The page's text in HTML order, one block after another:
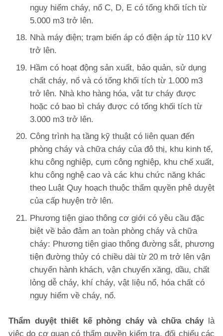
nguy hiểm cháy, nổ C, D, E có tổng khối tích từ
5.000 m3 trở lên.
Nhà máy điện; trạm biến áp có điện áp từ 110 kV
trở lên.
Hầm có hoạt động sản xuất, bảo quản, sử dụng
chất cháy, nổ và có tổng khối tích từ 1.000 m3
trở lên. Nhà kho hàng hóa, vật tư cháy được
hoặc có bao bì cháy được có tổng khối tích từ
3.000 m3 trở lên.
Công trình hạ tầng kỹ thuật có liên quan đến
phòng cháy và chữa cháy của đô thị, khu kinh tế,
khu công nghiệp, cụm công nghiệp, khu chế xuất,
khu công nghệ cao và các khu chức năng khác
theo Luật Quy hoạch thuộc thẩm quyền phê duyệt
của cấp huyện trở lên.
Phương tiện giao thông cơ giới có yêu cầu đặc
biệt về bảo đảm an toàn phòng cháy và chữa
cháy: Phương tiện giao thông đường sắt, phương
tiện đường thủy có chiều dài từ 20 m trở lên vận
chuyển hành khách, vận chuyển xăng, dầu, chất
lỏng dễ cháy, khí cháy, vật liệu nổ, hóa chất có
nguy hiểm về cháy, nổ.
Thẩm duyệt thiết kế phòng cháy và chữa cháylà
việc do cơ quan có thẩm quyền kiểm tra, đối chiếu các